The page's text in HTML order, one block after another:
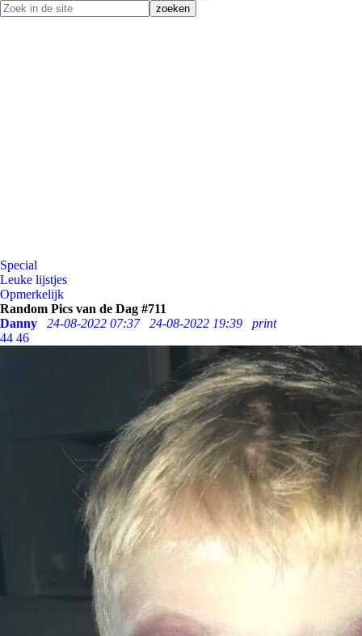
Special
Leuke lijstjes
Opmerkelijk
Random Pics van de Dag #711
Danny
24-08-2022 07:37 24-08-2022 19:39
print
44 46